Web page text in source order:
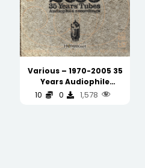
Various – 1970-2005 35
Years Audiophile
recordings (Silver Ring
10 0 1,578